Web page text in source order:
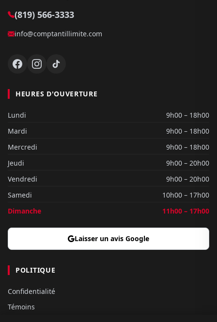
(819) 566-3333
info@comptantillimite.com
HEURES D'OUVERTURE
Lundi
9h00 – 18h00
Mardi
9h00 – 18h00
Mercredi
9h00 – 18h00
Jeudi
9h00 – 20h00
Vendredi
9h00 – 20h00
Samedi
10h00 – 17h00
Dimanche
11h00 – 17h00
Laisser un avis Google
POLITIQUE
Confidentialité
Témoins